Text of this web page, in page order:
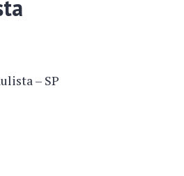
– SP